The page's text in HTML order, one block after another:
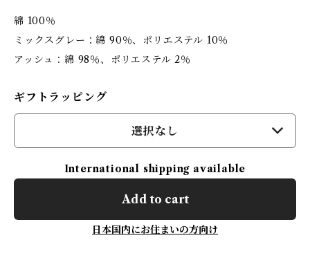
綿 100％
ミックスグレー：綿 90％、ポリエステル 10％
アッシュ：綿 98％、ポリエステル 2％
ギフトラッピング
選択なし
International shipping available
Add to cart
日本国内にお住まいの方向け